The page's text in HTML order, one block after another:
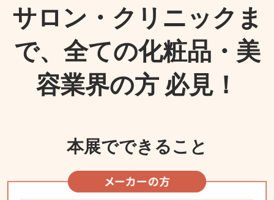
サロン・クリニックま
で、全ての化粧品・美
容業界の方 必見！
本展でできること